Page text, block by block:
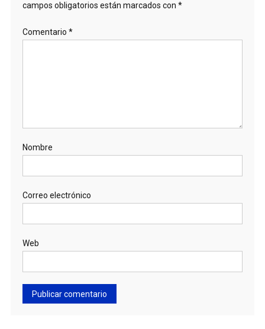
campos obligatorios están marcados con *
Comentario *
Nombre
Correo electrónico
Web